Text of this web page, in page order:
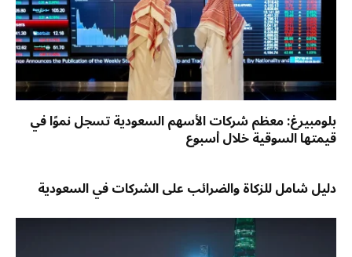
بلومبيرغ: معظم شركات الأسهم السعودية تسجل نموًا في
قيمتها السوقية خلال أسبوع
دليل شامل للزكاة والضرائب على الشركات في السعودية